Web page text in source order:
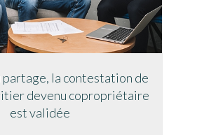
partage, la contestation de
devenu copropriétaire
est validée